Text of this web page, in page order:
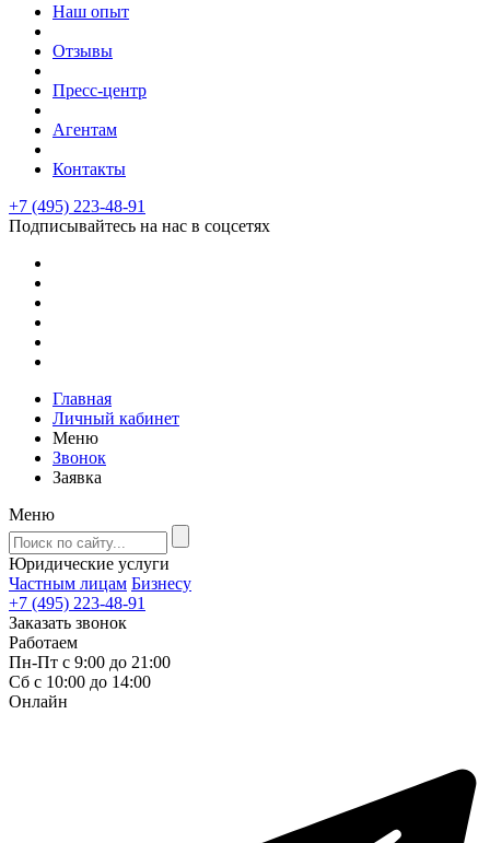
Наш опыт
Отзывы
Пресс-центр
Агентам
Контакты
+7 (495) 223-48-91
Подписывайтесь на нас в соцсетях
Главная
Личный кабинет
Меню
Звонок
Заявка
Меню
Юридические услуги
Частным лицам Бизнесу
+7 (495) 223-48-91
Заказать звонок
Работаем
Пн-Пт с 9:00 до 21:00
Сб с 10:00 до 14:00
Онлайн